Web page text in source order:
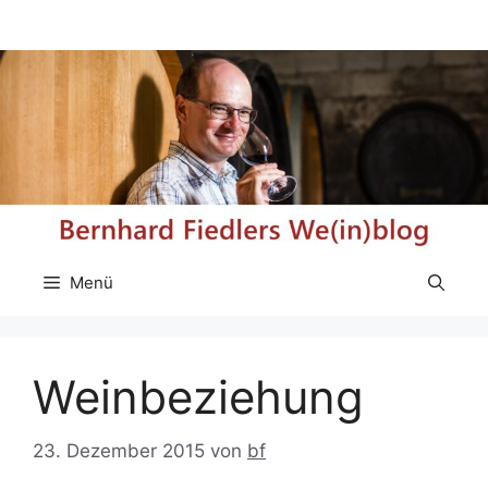
springen
Menü
Weinbeziehung
23. Dezember 2015 von bf